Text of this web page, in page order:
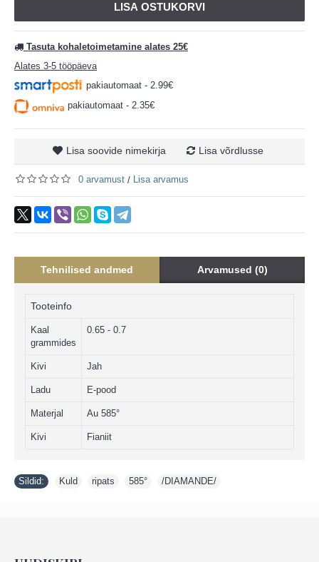
LISA OSTUKORVI
Tasuta kohaletoimetamine alates 25€
Alates 3-5 tööpäeva
pakiautomaat - 2.99€
pakiautomaat - 2.35€
Lisa soovide nimekirja Lisa võrdlusse
0 arvamust / Lisa arvamus
Tehnilised andmed Arvamused (0)
Tooteinfo
Kaal
grammides
0.65 - 0.7
Kivi Jah
Ladu E-pood
Materjal Au 585°
Kivi Fianiit
Sildid: Kuld ripats 585° /DIAMANDE/